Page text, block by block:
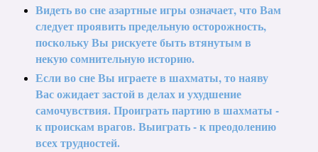
Видеть во сне азартные игры означает, что Вам
следует проявить предельную осторожность,
поскольку Вы рискуете быть втянутым в
некую сомнительную историю.
Если во сне Вы играете в шахматы, то наяву
Вас ожидает застой в делах и ухудшение
самочувствия. Проиграть партию в шахматы -
к проискам врагов. Выиграть - к преодолению
всех трудностей.